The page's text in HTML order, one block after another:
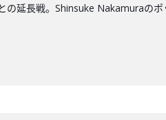
の延長戦。Shinsuke Nakamuraの